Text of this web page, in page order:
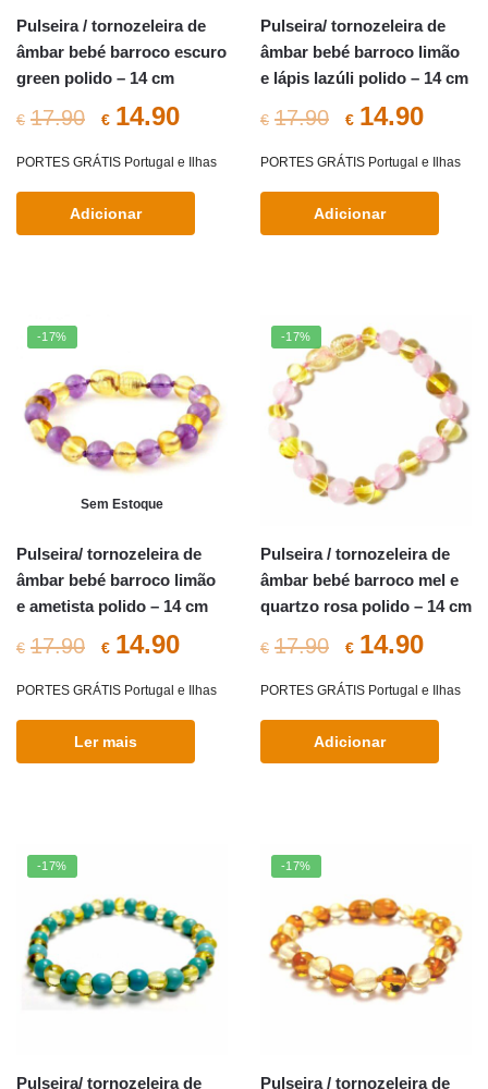
Pulseira / tornozeleira de
âmbar bebé barroco escuro
green polido – 14 cm
€ 17.90
O
preço
original
era:
€ 14.90O
preço
atual
é:
PORTES GRÁTIS Portugal e Ilhas
Adicionar
Pulseira/ tornozeleira de
âmbar bebé barroco limão
e lápis lazúli polido – 14 cm
€ 17.90
O
preço
original
era:
€ 14.90O
atual
é:
PORTES GRÁTIS Portugal e Ilhas
Adicionar
-17%
Sem Estoque
Pulseira/ tornozeleira de
âmbar bebé barroco limão
e ametista polido – 14 cm
€ 17.90
O
preço
original
era:
€ 14.90O
preço
atual
é:
PORTES GRÁTIS Portugal e Ilhas
Ler mais
-17%
Pulseira / tornozeleira de
âmbar bebé barroco mel e
quartzo rosa polido – 14 cm
€ 17.90
O
preço
original
era:
€ 14.90O
atual
é:
PORTES GRÁTIS Portugal e Ilhas
Adicionar
-17%
Pulseira/ tornozeleira de
-17%
Pulseira / tornozeleira de